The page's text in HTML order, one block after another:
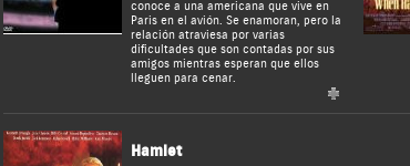
conoce a una americana que vive en
Paris en el avión. Se enamoran, pero la
relación atraviesa por varias
dificultades que son contadas por sus
amigos mientras esperan que ellos
lleguen para cenar.
Hamlet